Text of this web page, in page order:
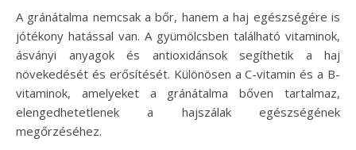
A gránátalma nemcsak a bőr, hanem a haj egészségére is
jótékony hatással van. A gyümölcsben található vitaminok,
ásványi anyagok és antioxidánsok segíthetik a haj
növekedését és erősítését. Különösen a C-vitamin és a B-
vitaminok, amelyeket a gránátalma bőven tartalmaz,
elengedhetetlenek a hajszálak egészségének
megőrzéséhez.